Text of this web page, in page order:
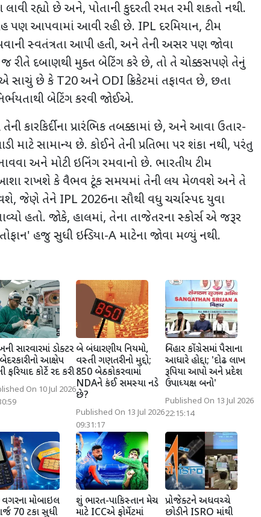
લાવી રહ્યો છે અને, પોતાની કુદરતી રમત રમી શકતો નથી.
પણ આપવામાં આવી રહી છે. IPL દરમિયાન, ટીમ
સ્વતંત્રતા આપી હતી, અને તેની અસર પણ જોવા
રીતે દબાણથી મુક્ત બેટિંગ કરે છે, તો તે ચોક્કસપણે તેનું
એ સાચું છે કે T20અને ODI ક્રિકેટમાં તફાવત છે, છતા
બેટિંગ કરવી જોઈએ.
કારકિર્દીના પ્રારંભિક તબક્કામાં છે, અને આવા ઉતાર-
માટે સામાન્ય છે. કોઈને તેની પ્રતિભા પર શંકા નથી, પરંતુ
અને મોટી ઇનિંગ રમવાનો છે. ભારતીય ટીમ
રાખશે કે વૈભવ ટૂંક સમયમાં તેની લય મેળવશે અને તે
જેણે તેને IPL 2026ના સૌથી વધુ ચર્ચાસ્પદ યુવા
હતો. જોકે, હાલમાં, તેના તાજેતરના સ્કોર્સ એ જરૂર
તોફાન' હજુ સુધી ઇન્ડિયા-A માટેના જોવા મળ્યું નથી.
સારવારમાં ડોક્ટર
આક્ષેપ
ફરિયાદ કોર્ટે રદ કરી
On 10 Jul 2026
બે બંધારણીય નિયમો,
વસ્તી ગણતરીનો મુદ્દો;
850 બેઠકોકરવામાં
NDAને કંઈ સમસ્યા નડે
છે?
Published On 13 Jul 2026
09:31:17
બિહાર કોંગ્રેસમાં પૈસાના
આધારે હોદ્દા; 'દોઢ લાખ
રૂપિયા આપો અને પ્રદેશ
ઉપાધ્યક્ષ બનો'
Published On 13 Jul 2026
22:15:14
વગરના મોબાઇલ
70 ટકા સુધી
શું ભારત-પાકિસ્તાન મેચ
માટે ICCએ ફોર્મેટમાં
પ્રોજેક્ટને અધવચ્ચે
છોડીને ISRO માંથી